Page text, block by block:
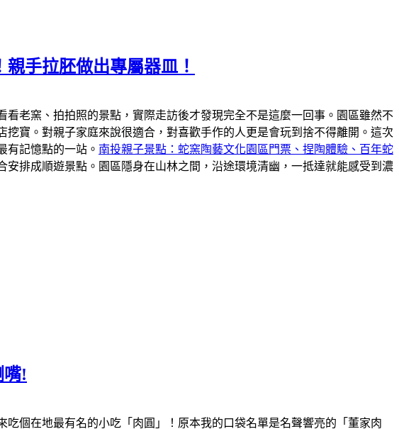
手拉胚做出專屬器皿！
看老窯、拍拍照的景點，實際走訪後才發現完全不是這麼一回事。園區雖然不
寶。對親子家庭來說很適合，對喜歡手作的人更是會玩到捨不得離開。這次
有記憶點的一站。 南投親子景點：蛇窯陶藝文化園區門票、捏陶體驗、百年蛇
排成順遊景點。園區隱身在山林之間，沿途環境清幽，一抵達就能感受到濃
嘴!
個在地最有名的小吃「肉圓」！原本我的口袋名單是名聲響亮的「董家肉